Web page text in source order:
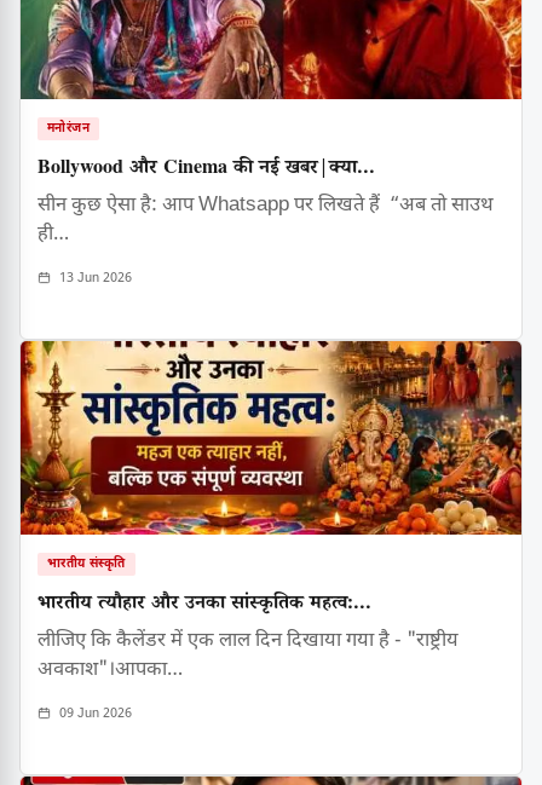
मनोरंजन
Bollywood और Cinema की नई खबर|क्या...
सीन कुछ ऐसा है: आप Whatsapp पर लिखते हैं “अब तो साउथ
ही…
13 Jun 2026
भारतीय संस्कृति
भारतीय त्यौहार और उनका सांस्कृतिक महत्व:...
लीजिए कि कैलेंडर में एक लाल दिन दिखाया गया है - "राष्ट्रीय
अवकाश"।आपका…
09 Jun 2026